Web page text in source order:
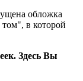
обложка
в которой
Здесь Вы